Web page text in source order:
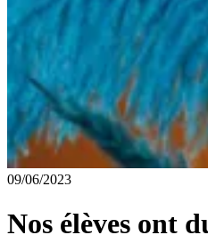
09/06/2023
Nos élèves ont